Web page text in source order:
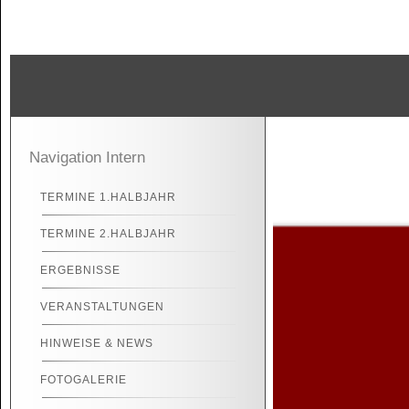
Navigation Intern
TERMINE 1.HALBJAHR
TERMINE 2.HALBJAHR
ERGEBNISSE
VERANSTALTUNGEN
HINWEISE & NEWS
FOTOGALERIE